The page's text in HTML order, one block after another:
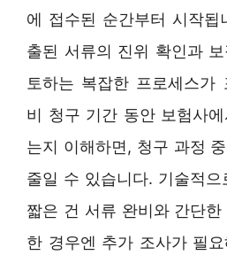
에 접수된 순간부터 시작됩
출된 서류의 진위 확인과
토하는 복잡한 프로세스가
비 청구 기간 동안 보험사
는지 이해하면, 청구 과정
줄일 수 있습니다. 기술적
짧은 건 서류 완비와 간단
한 경우엔 추가 조사가 필